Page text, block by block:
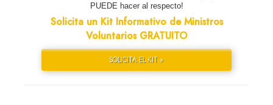
PUEDE hacer al respecto!
Solicita un Kit Informativo de Ministros
Voluntarios GRATUITO
SOLICITA EL KIT »